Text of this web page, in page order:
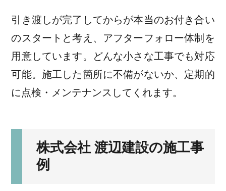
引き渡しが完了してからが本当のお付き合い
のスタートと考え、アフターフォロー体制を
用意しています。どんな小さな工事でも対応
可能。施工した箇所に不備がないか、定期的
に点検・メンテナンスしてくれます。
株式会社 渡辺建設の施工事
例